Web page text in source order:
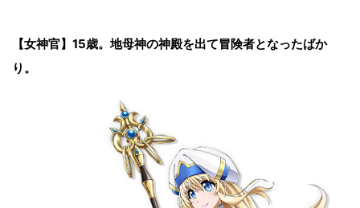
【女神官】 15歳。地母神の神殿を出て冒険者となったばか
り。